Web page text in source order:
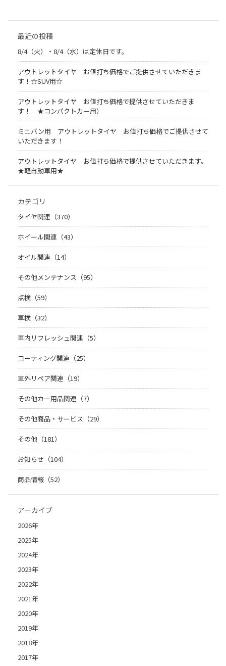
最近の投稿
8/4（火）・8/4（水）は定休日です。
アウトレットタイヤ お値打ち価格でご提供させていただきま
す！☆SUV用☆
アウトレットタイヤ お値打ち価格で提供させていただきま
す！ ★コンパクトカー用）
ミニバン用 アウトレットタイヤ お値打ち価格でご提供させて
いただきます！
アウトレットタイヤ お値打ち価格で提供させていただきます。
★軽自動車用★
カテゴリ
タイヤ関連（370）
ホイール関連（43）
オイル関連（14）
その他メンテナンス（95）
点検（59）
車検（32）
車内リフレッシュ関連（5）
コーティング関連（25）
車外リペア関連（19）
その他カー用品関連（7）
その他商品・サービス（29）
その他（181）
お知らせ（104）
商品情報（52）
アーカイブ
2026年
2025年
2024年
2023年
2022年
2021年
2020年
2019年
2018年
2017年